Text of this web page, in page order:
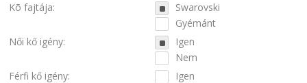
Kõ fajtája:
Swarovski
Gyémánt
Női kő igény:
Igen
Nem
Férfi kő igény:
Igen